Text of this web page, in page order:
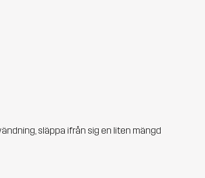
släppa ifrån sig en liten mängd